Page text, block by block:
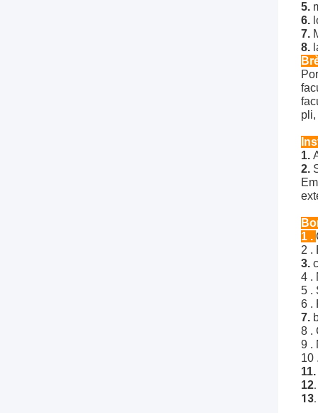
5.
6.
7.
8.
pli,
1.
2.
1 .
2 .
3.
4 .
5 .
6 .
7.
8 .
9 .
10
11.
12.
13.